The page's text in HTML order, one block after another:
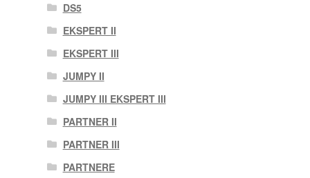
DS5
EKSPERT II
EKSPERT III
JUMPY II
JUMPY III EKSPERT III
PARTNER II
PARTNER III
PARTNERE